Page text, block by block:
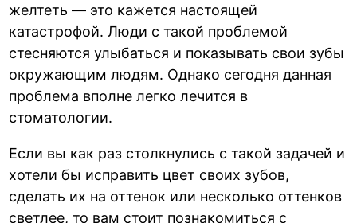
желтеть — это кажется настоящей
катастрофой. Люди с такой проблемой
стесняются улыбаться и показывать свои зубы
окружающим людям. Однако сегодня данная
проблема вполне легко лечится в
стоматологии.
Если вы как раз столкнулись с такой задачей и
хотели бы исправить цвет своих зубов,
сделать их на оттенок или несколько оттенков
светлее, то вам стоит познакомиться с